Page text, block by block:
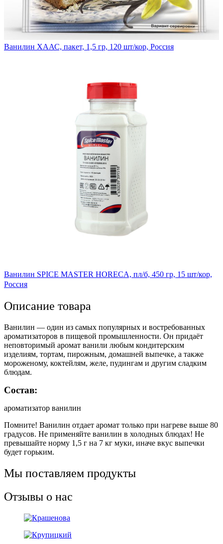
Ванилин ХААС, пакет, 1,5 гр, 120 шт/кор, Россия
Ванилин SPICE MASTER HORECA, пл/б, 450 гр, 15 шт/кор,
Россия
Описание товара
Ванилин — один из самых популярных и востребованных
ароматизаторов в пищевой промышленности. Он придаёт
неповторимый аромат ванили любым кондитерским
изделиям, тортам, пирожным, домашней выпечке, а также
мороженому, коктейлям, желе, пудингам и другим сладким
блюдам.
Состав:
ароматизатор ванилин
Помните! Ванилин отдает аромат только при нагреве выше 80
градусов. Не применяйте ванилин в холодных блюдах! Не
превышайте норму 1,5 г на 7 кг муки, иначе вкус выпечки
будет горьким.
Мы поставляем продукты
Отзывы о нас